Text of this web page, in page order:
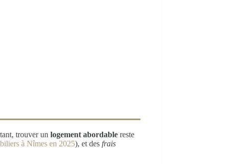
trouver un logement abordable reste
à Nîmes en 2025), et des frais